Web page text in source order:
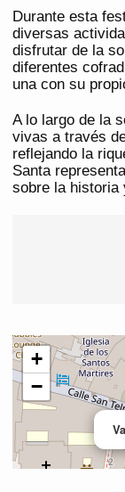
Durante esta
diversas
disfrutar de la
diferentes
una con su
A lo largo de la
vivas a través
reflejando la
Santa
sobre la historia